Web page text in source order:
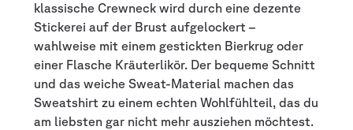
klassische Crewneck wird durch eine dezente
Stickerei auf der Brust aufgelockert –
wahlweise mit einem gestickten Bierkrug oder
einer Flasche Kräuterlikör. Der bequeme Schnitt
und das weiche Sweat-Material machen das
Sweatshirt zu einem echten Wohlfühlteil, das du
am liebsten gar nicht mehr ausziehen möchtest.